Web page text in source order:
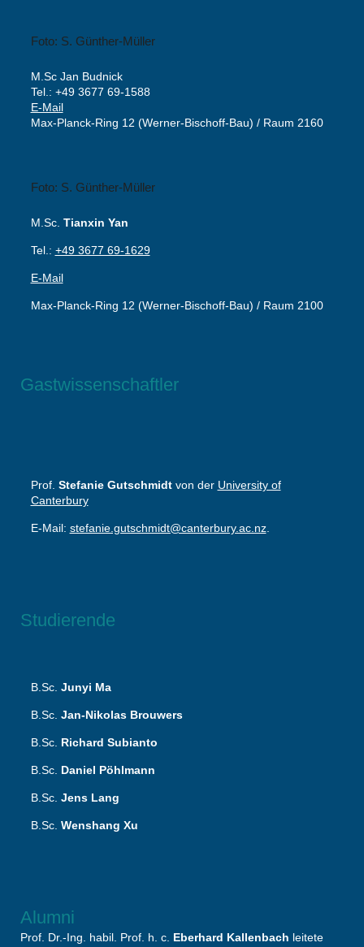
Foto: S. Günther-Müller
M.Sc Jan Budnick
Tel.: +49 3677 69-1588
E-Mail
Max-Planck-Ring 12 (Werner-Bischoff-Bau) / Raum 2160
Foto: S. Günther-Müller
M.Sc. Tianxin Yan
Tel.: +49 3677 69-1629
E-Mail
Max-Planck-Ring 12 (Werner-Bischoff-Bau) / Raum 2100
Gastwissenschaftler
Prof. Stefanie Gutschmidtvon der University of
Canterbury
E-Mail: stefanie.gutschmidt@canterbury.ac.nz.
Studierende
B.Sc. Junyi Ma
B.Sc. Jan-Nikolas Brouwers
B.Sc. Richard Subianto
B.Sc. Daniel Pöhlmann
B.Sc. Jens Lang
B.Sc. Wenshang Xu
Alumni
Prof. Dr.-Ing. habil. Prof. h. c. Eberhard Kallenbach leitete